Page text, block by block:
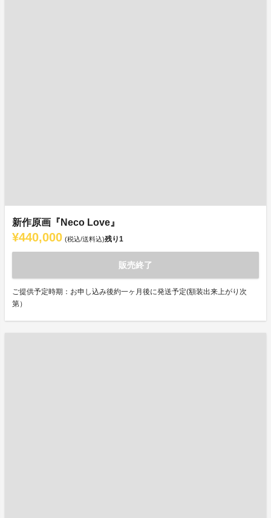
新作原画『Neco Love』
¥440,000 (税込/送料込)残り1
販売終了
ご提供予定時期：お申し込み後約一ヶ月後に発送予定(額装出来上がり次
第）